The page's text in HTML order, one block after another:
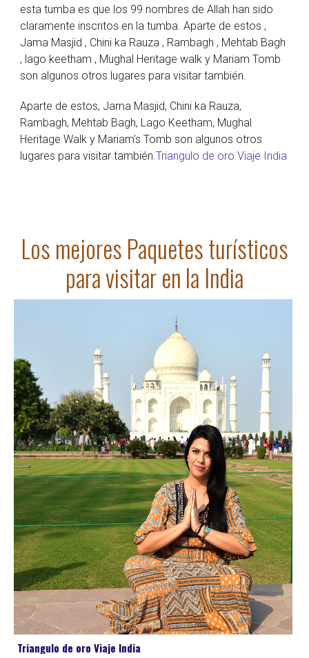
esta tumba es que los 99 nombres de Allah han sido
claramente inscritos en la tumba. Aparte de estos ,
Jama Masjid , Chini ka Rauza , Rambagh , Mehtab Bagh
, lago keetham , Mughal Heritage walk y Mariam Tomb
son algunos otros lugares para visitar también.
Aparte de estos, Jama Masjid, Chini ka Rauza,
Rambagh, Mehtab Bagh, Lago Keetham, Mughal
Heritage Walk y Mariam’s Tomb son algunos otros
lugares para visitar también.Triangulo de oro Viaje India
Los mejores Paquetes turísticos
para visitar en la India
Triangulo de oro Viaje India